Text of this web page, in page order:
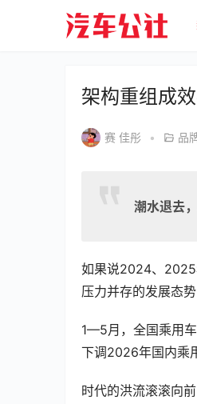
架构重组成
赛 佳彤 • 品
潮水退去
如果说2024、2025
压力并存的发展态
1—5月，全国乘用
下调2026年国内乘
时代的洪流滚滚向